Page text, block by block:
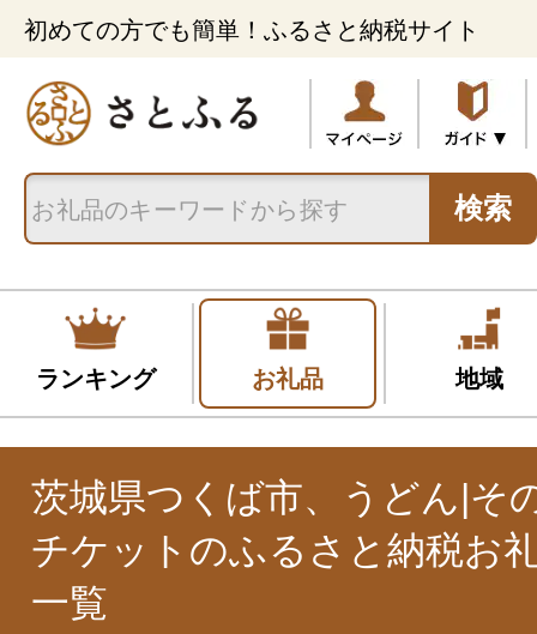
初めての方でも簡単！ふるさと納税サイト
検索
ランキング お礼品 地域
茨城県つくば市、うどん|そ
チケットのふるさと納税お
一覧